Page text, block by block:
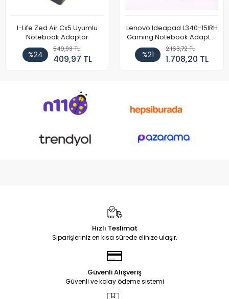
I-Life Zed Air Cx5 Uyumlu
Notebook Adaptör
%24
540,93 TL
409,97 TL
Lenovo Ideapad L340-15IRH
Gaming Notebook Adaptör
Cihazı Şarj Aleti (150W)
%21
2.163,72 TL
1.708,20 TL
Hızlı Teslimat
Siparişleriniz en kısa sürede elinize ulaşır.
Güvenli Alışveriş
Güvenli ve kolay ödeme sistemi